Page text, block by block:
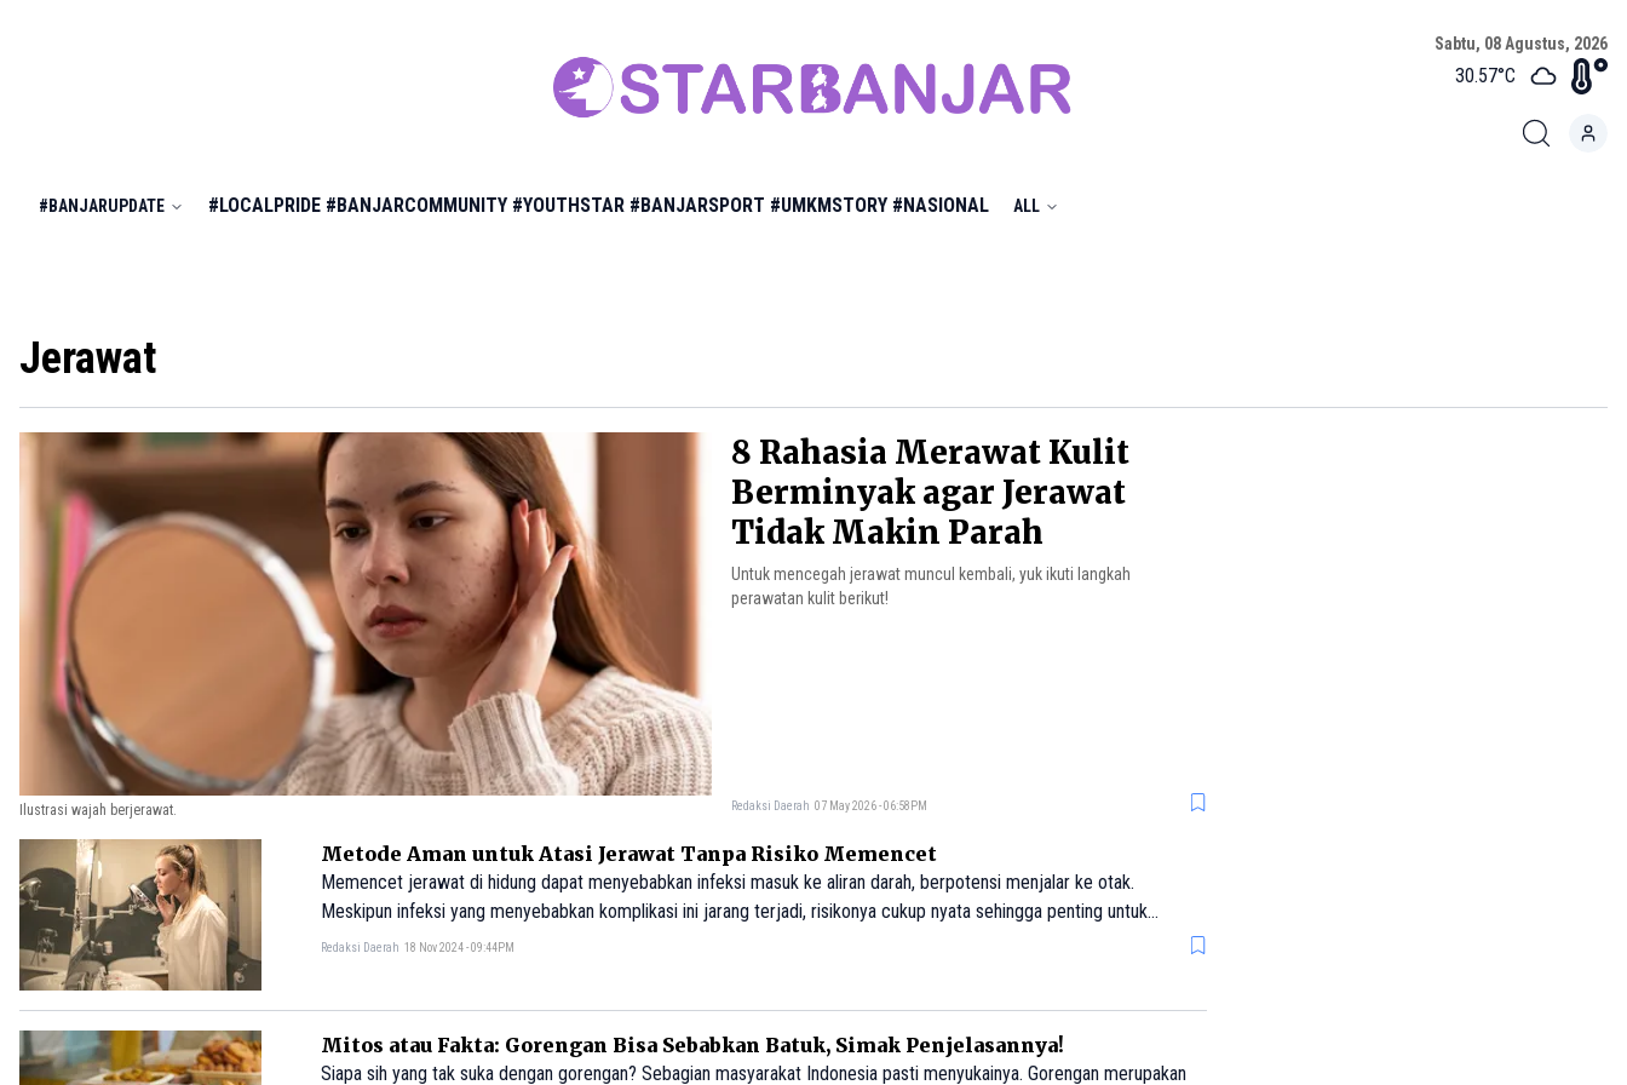
Sabtu, 08 Agustus, 2026
30.57°C
#BANJARUPDATE #LOCALPRIDE #BANJARCOMMUNITY #YOUTHSTAR #BANJARSPORT #UMKMSTORY #NASIONAL ALL
Jerawat
8 Rahasia Merawat Kulit
Berminyak agar Jerawat
Tidak Makin Parah
Untuk mencegah jerawat muncul kembali, yuk ikuti langkah
perawatan kulit berikut!
Redaksi Daerah 07 May 2026 - 06:58PM
Ilustrasi wajah berjerawat.
Metode Aman untuk Atasi Jerawat Tanpa Risiko Memencet
Memencet jerawat di hidung dapat menyebabkan infeksi masuk ke aliran darah, berpotensi menjalar ke otak.
Meskipun infeksi yang menyebabkan komplikasi ini jarang terjadi, risikonya cukup nyata sehingga penting untuk
dihindari.
Redaksi Daerah 18 Nov 2024 - 09:44PM
Mitos atau Fakta: Gorengan Bisa Sebabkan Batuk, Simak Penjelasannya!
Siapa sih yang tak suka dengan gorengan? Sebagian masyarakat Indonesia pasti menyukainya. Gorengan merupakan